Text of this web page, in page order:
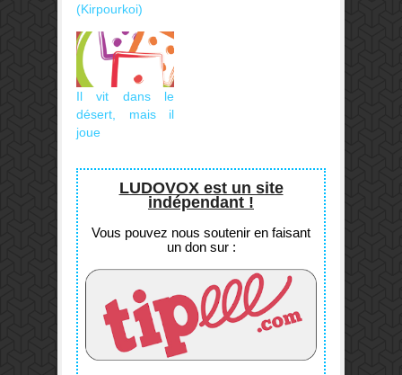
(Kirpourkoi)
Il vit dans le
désert, mais il
joue
LUDOVOX est un site
indépendant !
Vous pouvez nous soutenir en faisant
un don sur :